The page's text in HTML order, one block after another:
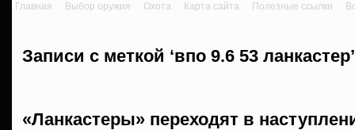
Главная Выбор оружия Охота Карта сайта Полезные ссылки
Записи с меткой ‘впо 9.6 53 ланкастер’
«Ланкастеры» переходят в